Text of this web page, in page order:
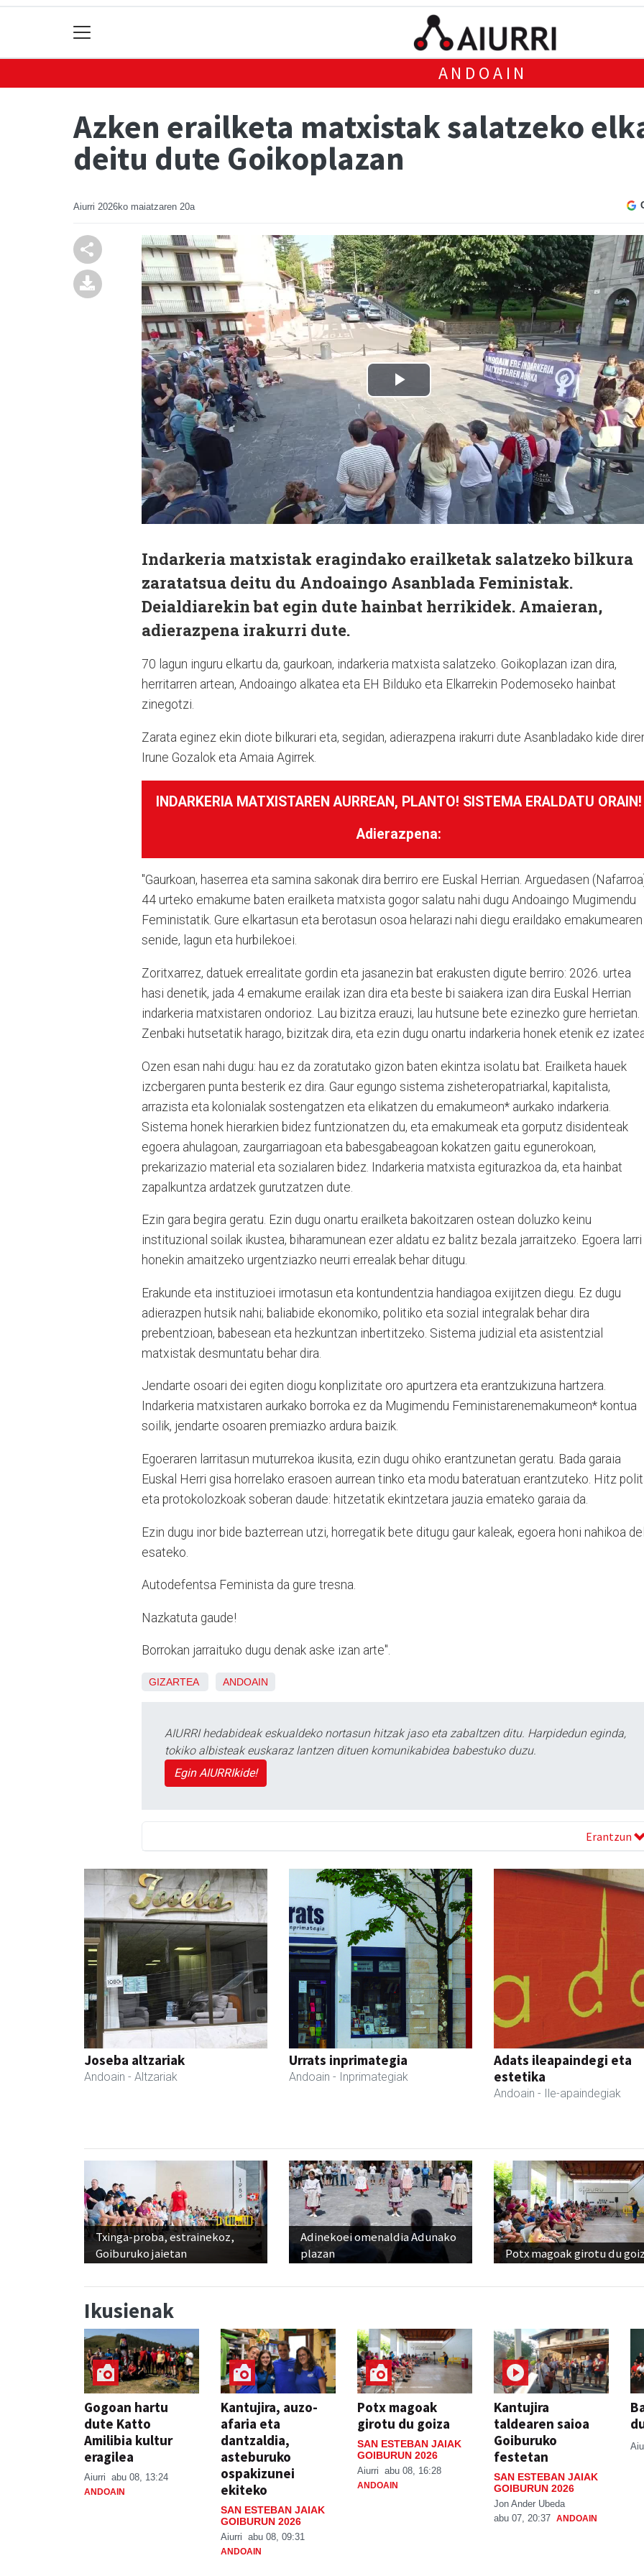
ANDOAIN
Azken erailketa matxistak salatzeko
deitu dute Goikoplazan
Aiurri 2026ko maiatzaren 20a
Indarkeria matxistak eragindako erailketak salatzeko bilkura
zaratatsua deitu du Andoaingo Asanblada Feministak.
Deialdiarekin bat egin dute hainbat herrikidek. Amaieran,
adierazpena irakurri dute.
70 lagun inguru elkartu da, gaurkoan, indarkeria matxista salatzeko. Goikoplazan izan dira,
herritarren artean, Andoaingo alkatea eta EH Bilduko eta Elkarrekin Podemoseko hainbat
zinegotzi.
Zarata eginez ekin diote bilkurari eta, segidan, adierazpena irakurri dute Asanbladako kide
Irune Gozalok eta Amaia Agirrek.
INDARKERIA MATXISTAREN AURREAN, PLANTO! SISTEMA ERALDATU ORAIN!
Adierazpena:
"Gaurkoan, haserrea eta samina sakonak dira berriro ere Euskal Herrian. Arguedasen
44 urteko emakume baten erailketa matxista gogor salatu nahi dugu Andoaingo Mugimendu
Feministatik. Gure elkartasun eta berotasun osoa helarazi nahi diegu eraildako emakumearen
senide, lagun eta hurbilekoei.
Zoritxarrez, datuek errealitate gordin eta jasanezin bat erakusten digute berriro: 2026. urtea
hasi denetik, jada 4 emakume erailak izan dira eta beste bi saiakera izan dira Euskal Herrian
indarkeria matxistaren ondorioz. Lau bizitza erauzi, lau hutsune bete ezinezko gure herrietan.
Zenbaki hutsetatik harago, bizitzak dira, eta ezin dugu onartu indarkeria honek etenik ez
Ozen esan nahi dugu: hau ez da zoratutako gizon baten ekintza isolatu bat. Erailketa hauek
izcbergaren punta besterik ez dira. Gaur egungo sistema zisheteropatriarkal, kapitalista,
arrazista eta kolonialak sostengatzen eta elikatzen du emakumeon* aurkako indarkeria.
Sistema honek hierarkien bidez funtzionatzen du, eta emakumeak eta gorputz disidenteak
egoera ahulagoan, zaurgarriagoan eta babesgabeagoan kokatzen gaitu egunerokoan,
prekarizazio material eta sozialaren bidez. Indarkeria matxista egiturazkoa da, eta hainbat
zapalkuntza ardatzek gurutzatzen dute.
Ezin gara begira geratu. Ezin dugu onartu erailketa bakoitzaren ostean doluzko keinu
instituzional soilak ikustea, biharamunean ezer aldatu ez balitz bezala jarraitzeko. Egoera larri
honekin amaitzeko urgentziazko neurri errealak behar ditugu.
Erakunde eta instituzioei irmotasun eta kontundentzia handiagoa exijitzen diegu. Ez dugu
adierazpen hutsik nahi; baliabide ekonomiko, politiko eta sozial integralak behar dira
prebentzioan, babesean eta hezkuntzan inbertitzeko. Sistema judizial eta asistentzial
matxistak desmuntatu behar dira.
Jendarte osoari dei egiten diogu konplizitate oro apurtzera eta erantzukizuna hartzera.
Indarkeria matxistaren aurkako borroka ez da Mugimendu Feministarenemakumeon* kontua
soilik, jendarte osoaren premiazko ardura baizik.
Egoeraren larritasun muturrekoa ikusita, ezin dugu ohiko erantzunetan geratu. Bada garaia
Euskal Herri gisa horrelako erasoen aurrean tinko eta modu bateratuan erantzuteko. Hitz
eta protokolozkoak soberan daude: hitzetatik ekintzetara jauzia emateko garaia da.
Ezin dugu inor bide bazterrean utzi, horregatik bete ditugu gaur kaleak, egoera honi nahikoa
esateko.
Autodefentsa Feminista da gure tresna.
Nazkatuta gaude!
Borrokan jarraituko dugu denak aske izan arte".
GIZARTEA ANDOAIN
AIURRI hedabideak eskualdeko nortasun hitzak jaso eta zabaltzen ditu. Harpidedun eginda,
tokiko albisteak euskaraz lantzen dituen komunikabidea babestuko duzu.
Egin AIURRIkide!
Erantzun
Joseba altzariak
Andoain - Altzariak
Urrats inprimategia
Andoain - Inprimategiak
Adats ileapaindegi eta
estetika
Andoain - Ile-apaindegiak
Txinga-proba, estrainekoz,
Goiburuko jaietan
Adinekoei omenaldia Adunako
plazan
Potx magoak girotu du
Ikusienak
Gogoan hartu
dute Katto
Amilibia kultur
eragilea
Aiurri abu 08, 13:24
ANDOAIN
Kantujira, auzo-
afaria eta
dantzaldia,
asteburuko
ospakizunei
ekiteko
SAN ESTEBAN JAIAK
GOIBURUN 2026
Aiurri abu 08, 09:31
ANDOAIN
Potx magoak
girotu du goiza
SAN ESTEBAN JAIAK
GOIBURUN 2026
Aiurri abu 08, 16:28
ANDOAIN
Kantujira
taldearen saioa
Goiburuko
festetan
SAN ESTEBAN JAIAK
GOIBURUN 2026
Jon Ander Ubeda
abu 07, 20:37 ANDOAIN